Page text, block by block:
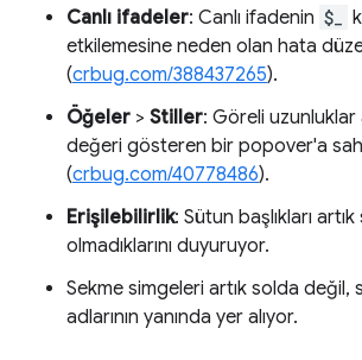
Canlı ifadeler: Canlı ifadenin $_
etkilemesine neden olan hata
(crbug.com/388437265).
Öğeler > Stiller: Göreli uzunluklar
değeri gösteren bir popover'a
(crbug.com/40778486).
Erişilebilirlik: Sütun başlıkları
olmadıklarını duyuruyor.
Sekme simgeleri artık solda
adlarının yanında yer alıyor.